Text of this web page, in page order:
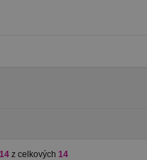
z celkových 14